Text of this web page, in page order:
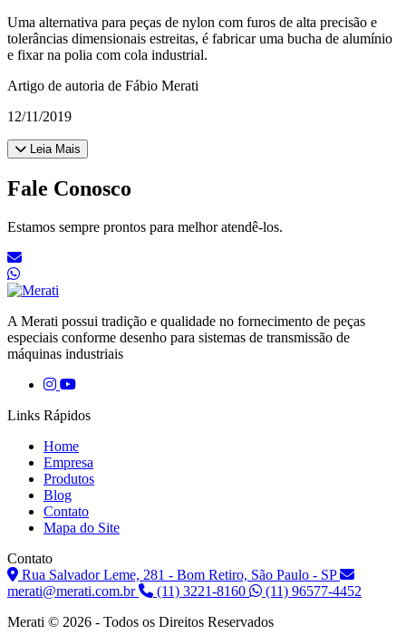
Uma alternativa para peças de nylon com furos de alta precisão e
tolerâncias dimensionais estreitas, é fabricar uma bucha de alumínio
e fixar na polia com cola industrial.
Artigo de autoria de Fábio Merati
12/11/2019
Leia Mais
Fale Conosco
Estamos sempre prontos para melhor atendê-los.
A Merati possui tradição e qualidade no fornecimento de peças
especiais conforme desenho para sistemas de transmissão de
máquinas industriais
Links Rápidos
Home
Empresa
Produtos
Blog
Contato
Mapa do Site
Contato
Rua Salvador Leme, 281 - Bom Retiro, São Paulo - SP
merati@merati.com.br
(11) 3221-8160
(11) 96577-4452
Merati © 2026 - Todos os Direitos Reservados